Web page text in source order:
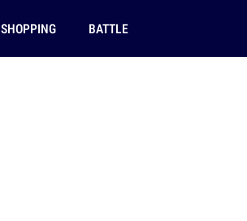
SHOPPING BATTLE